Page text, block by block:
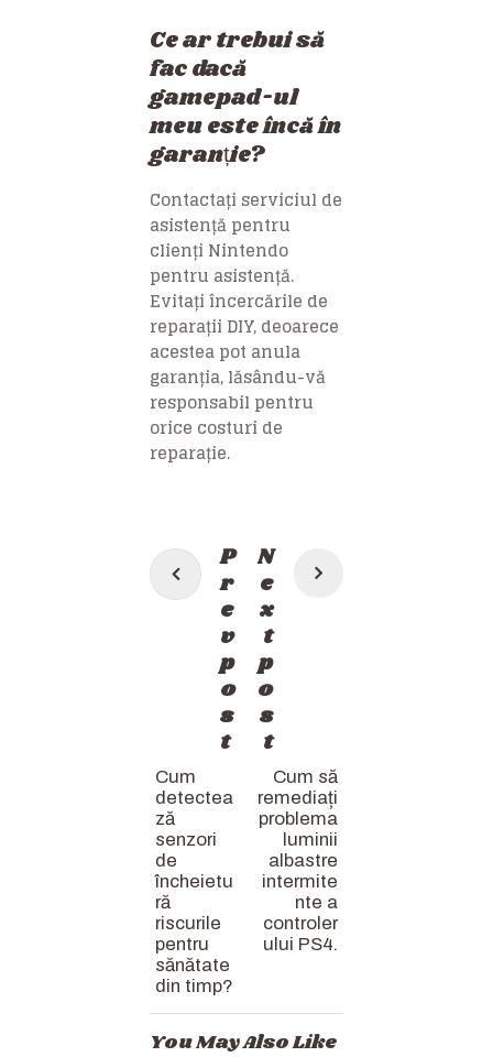
Ce ar trebui să
fac dacă
gamepad-ul
meu este încă în
garanție?
Contactați serviciul de
asistență pentru
clienți Nintendo
pentru asistență.
Evitați încercările de
reparații DIY, deoarece
acestea pot anula
garanția, lăsându-vă
responsabil pentru
orice costuri de
reparație.
Post
navigation
P
r
e
v
p
o
s
t
Cum
detectea
ză
senzori
de
încheietu
ră
riscurile
pentru
sănătate
din timp?
N
e
x
t
p
o
s
t
Cum să
remediați
problema
luminii
albastre
intermite
nte a
controler
ului PS4.
You May Also Like